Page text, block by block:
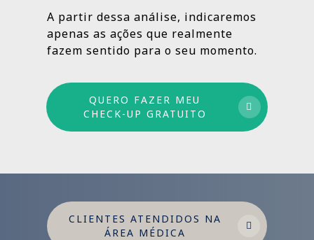
médio e longo prazo para garantir
crescimento sustentável.
A partir dessa análise, indicaremos
apenas as ações que realmente
fazem sentido para o seu momento.
QUERO FAZER MEU
CHECK-UP GRATUITO
CLIENTES ATENDIDOS NA
ÁREA MÉDICA